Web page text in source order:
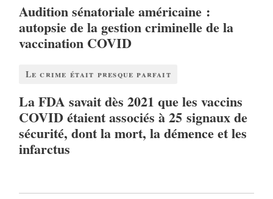
Audition sénatoriale américaine :
autopsie de la gestion criminelle de la
vaccination COVID
Le crime était presque parfait
La FDA savait dès 2021 que les vaccins
COVID étaient associés à 25 signaux de
sécurité, dont la mort, la démence et les
infarctus